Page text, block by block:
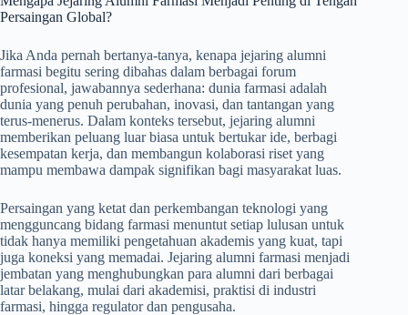
Persaingan Global?
Jika Anda pernah bertanya-tanya, kenapa jejaring alumni
farmasi begitu sering dibahas dalam berbagai forum
profesional, jawabannya sederhana: dunia farmasi adalah
dunia yang penuh perubahan, inovasi, dan tantangan yang
terus-menerus. Dalam konteks tersebut, jejaring alumni
memberikan peluang luar biasa untuk bertukar ide, berbagi
kesempatan kerja, dan membangun kolaborasi riset yang
mampu membawa dampak signifikan bagi masyarakat luas.
Persaingan yang ketat dan perkembangan teknologi yang
mengguncang bidang farmasi menuntut setiap lulusan untuk
tidak hanya memiliki pengetahuan akademis yang kuat, tapi
juga koneksi yang memadai. Jejaring alumni farmasi menjadi
jembatan yang menghubungkan para alumni dari berbagai
latar belakang, mulai dari akademisi, praktisi di industri
farmasi, hingga regulator dan pengusaha.